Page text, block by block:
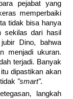
pejabat yang
memperbaiki
tidak bisa hanya
sekilas dari hasil
Dino, bahwa
menjadi ukuran.
terjadi. Banyak
dipastikan akan
"smart".
langkah